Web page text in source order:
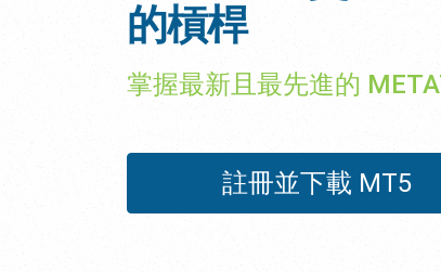
的槓桿
掌握最新且最先進的
註冊並下載 MT5